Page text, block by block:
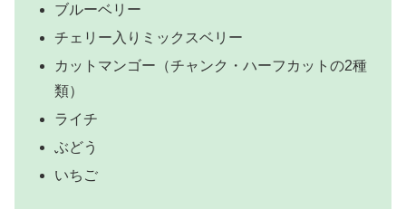
ブルーベリー
チェリー入りミックスベリー
カットマンゴー（チャンク・ハーフカットの2種
類）
ライチ
ぶどう
いちご